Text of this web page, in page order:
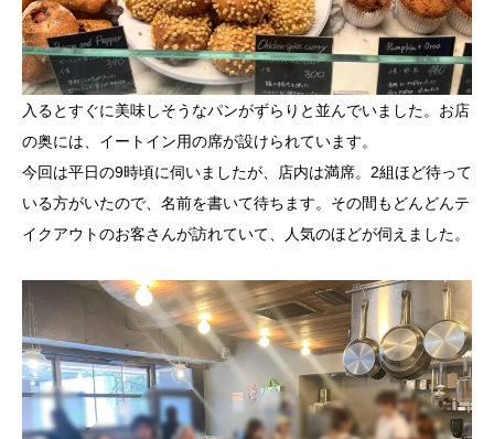
入るとすぐに美味しそうなパンがずらりと並んでいました。お店
の奥には、イートイン用の席が設けられています。
今回は平日の9時頃に伺いましたが、店内は満席。2組ほど待って
いる方がいたので、名前を書いて待ちます。その間もどんどんテ
イクアウトのお客さんが訪れていて、人気のほどが伺えました。